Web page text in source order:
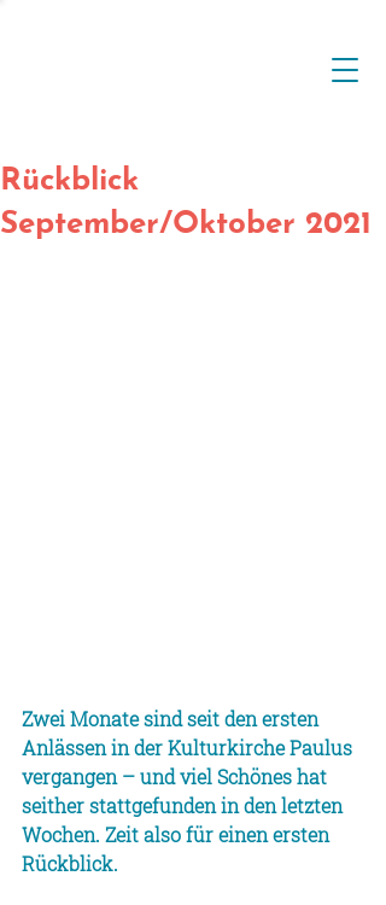
Rückblick
September/Oktober 2021
Zwei Monate sind seit den ersten
Anlässen in der Kulturkirche Paulus
vergangen – und viel Schönes hat
seither stattgefunden in den letzten
Wochen. Zeit also für einen ersten
Rückblick.